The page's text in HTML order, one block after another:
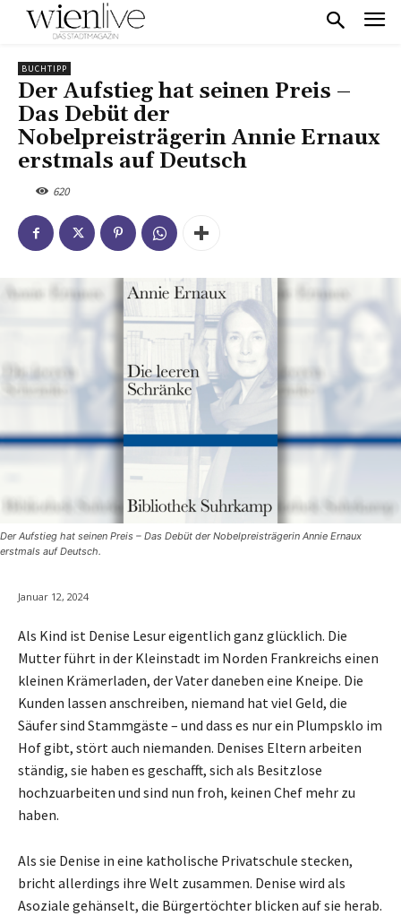
BUCHTIPP
Der Aufstieg hat seinen Preis –
Das Debüt der
Nobelpreisträgerin Annie Ernaux
erstmals auf Deutsch
620
Der Aufstieg hat seinen Preis – Das Debüt der Nobelpreisträgerin Annie Ernaux
erstmals auf Deutsch.
Januar 12, 2024
Als Kind ist Denise Lesur eigentlich ganz glücklich. Die
Mutter führt in der Kleinstadt im Norden Frankreichs einen
kleinen Krämerladen, der Vater daneben eine Kneipe. Die
Kunden lassen anschreiben, niemand hat viel Geld, die
Säufer sind Stammgäste – und dass es nur ein Plumpsklo im
Hof gibt, stört auch niemanden. Denises Eltern arbeiten
ständig, sie haben es geschafft, sich als Besitzlose
hochzuarbeiten und sind nun froh, keinen Chef mehr zu
haben.
Als sie Denise in eine katholische Privatschule stecken,
bricht allerdings ihre Welt zusammen. Denise wird als
Asoziale gehänselt, die Bürgertöchter blicken auf sie herab.